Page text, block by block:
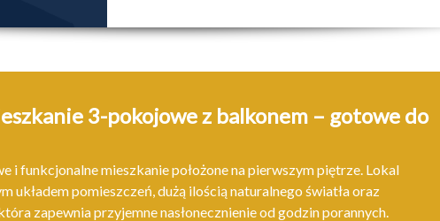
3-pokojowe z balkonem – gotowe do
i funkcjonalne mieszkanie położone na pierwszym piętrze. Lokal
układem pomieszczeń, dużą ilością naturalnego światła oraz
zapewnia przyjemne nasłonecznienie od godzin porannych.